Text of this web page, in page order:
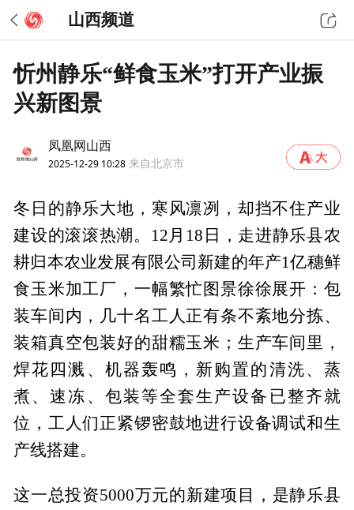
山西频道
忻州静乐“鲜食玉米”打开产业振
兴新图景
凤凰网山西
2025-12-29 10:28 来自北京市
冬日的静乐大地，寒风凛冽，却挡不住产业
建设的滚滚热潮。12月18日，走进静乐县农
耕归本农业发展有限公司新建的年产1亿穗鲜
食玉米加工厂，一幅繁忙图景徐徐展开：包
装车间内，几十名工人正有条不紊地分拣、
装箱真空包装好的甜糯玉米；生产车间里，
焊花四溅、机器轰鸣，新购置的清洗、蒸
煮、速冻、包装等全套生产设备已整齐就
位，工人们正紧锣密鼓地进行设备调试和生
产线搭建。
这一总投资5000万元的新建项目，是静乐县